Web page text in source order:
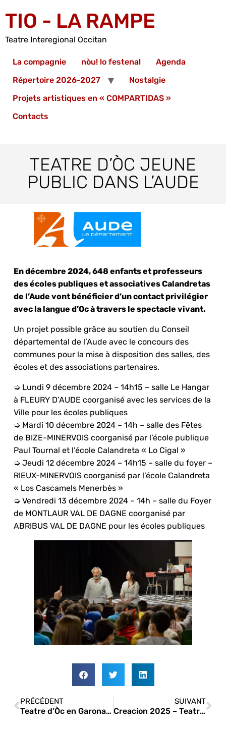
TIO - LA RAMPE
Teatre Interegional Occitan
La compagnie nòu! lo festenal
Agenda
Répertoire 2026-2027
Nostalgie
Projets artistiques en « COMPARTIDAS »
Contacts
TEATRE D’ÒC JEUNE
PUBLIC DANS L’AUDE
En décembre 2024, 648 enfants et professeurs
des écoles publiques et associatives Calandretas
de l’Aude vont bénéficier d’un contact privilégier
avec la langue d’Oc à travers le spectacle vivant.
Un projet possible grâce au soutien du Conseil
départemental de l’Aude avec le concours des
communes pour la mise à disposition des salles, des
écoles et des associations partenaires.
➭ Lundi 9 décembre 2024 – 14h15 – salle Le Hangar
à FLEURY D’AUDE coorganisé avec les services de la
Ville pour les écoles publiques
➭ Mardi 10 décembre 2024 – 14h – salle des Fêtes
de BIZE-MINERVOIS coorganisé par l’école publique
Paul Tournal et l’école Calandreta « Lo Cigal »
➭ Jeudi 12 décembre 2024 – 14h15 – salle du foyer –
RIEUX-MINERVOIS coorganisé par l’école Calandreta
« Los Cascamels Menerbès »
➭ Vendredi 13 décembre 2024 – 14h – salle du Foyer
de MONTLAUR VAL DE DAGNE coorganisé par
ABRIBUS VAL DE DAGNE pour les écoles publiques
PRÉCÉDENT
Teatre d’Òc en Garona-Nauta 2024
SUIVANT
Creacion 2025 – Teatre d’Òc jovença : L’Enfant Polit